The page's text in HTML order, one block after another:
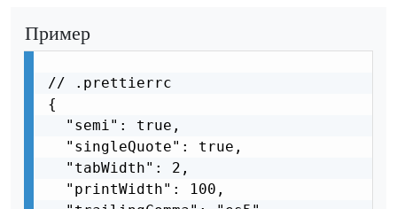
Пример
// .prettierrc
{
  "semi": true,
  "singleQuote": true,
  "tabWidth": 2,
  "printWidth": 100,